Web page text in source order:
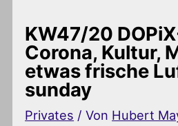
KW47/20
Corona, Kultur,
etwas frische
sunday
Privates / Von Hubert